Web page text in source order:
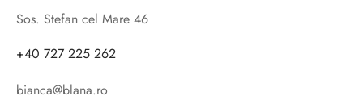
Sos. Stefan cel Mare 46
+40 727 225 262
bianca@blana.ro